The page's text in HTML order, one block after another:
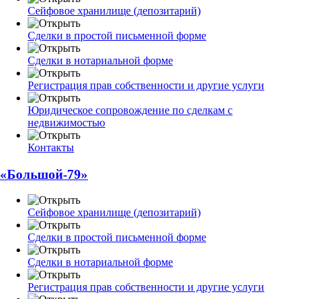
Сейфовое хранилище (депозитарий)
Сделки в простой письменной форме
Сделки в нотариальной форме
Регистрация прав собственности и другие услуги
Юридическое сопровождение по сделкам с
недвижимостью
Контакты
«Большой-79»
Сейфовое хранилище (депозитарий)
Сделки в простой письменной форме
Сделки в нотариальной форме
Регистрация прав собственности и другие услуги